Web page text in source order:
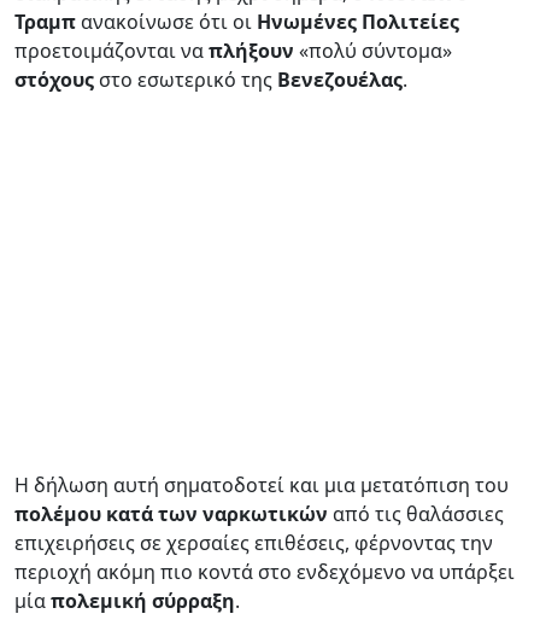
Τραμπανακοίνωσε ότι οι Ηνωμένες Πολιτείες
προετοιμάζονται ναπλήξουν «πολύ σύντομα»
στόχους στο εσωτερικό της Βενεζουέλας.
Η δήλωση αυτή σηματοδοτεί και μια μετατόπιση του
πολέμου κατά των ναρκωτικών από τις θαλάσσιες
επιχειρήσεις σε χερσαίες επιθέσεις, φέρνοντας την
περιοχή ακόμη πιο κοντά στο ενδεχόμενο να υπάρξει
μίαπολεμική σύρραξη.